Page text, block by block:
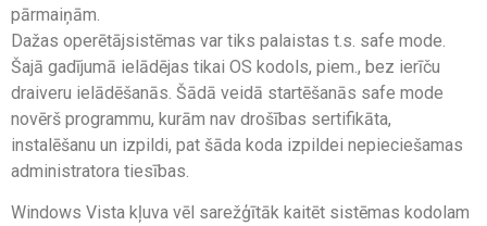
pārmaiņām.
Dažas operētājsistēmas var tiks palaistas t.s. safe mode.
Šajā gadījumā ielādējas tikai OS kodols, piem., bez ierīču
draiveru ielādēšanās. Šādā veidā startēšanās safe mode
novērš programmu, kurām nav drošības sertifikāta,
instalēšanu un izpildi, pat šāda koda izpildei nepieciešamas
administratora tiesības.
Windows Vista kļuva vēl sarežģītāk kaitēt sistēmas kodolam